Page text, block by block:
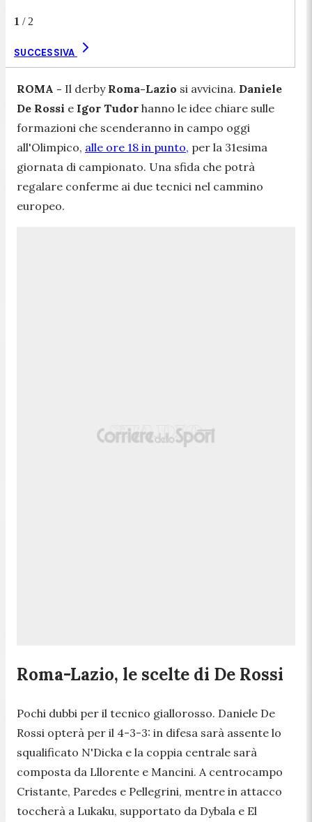
1 / 2
SUCCESSIVA
ROMA - Il derby Roma-Lazio si avvicina. Daniele
De Rossi e Igor Tudor hanno le idee chiare sulle
formazioni che scenderanno in campo oggi
all'Olimpico, alle ore 18 in punto, per la 31esima
giornata di campionato. Una sfida che potrà
regalare conferme ai due tecnici nel cammino
europeo.
Roma-Lazio, le scelte di De Rossi
Pochi dubbi per il tecnico giallorosso. Daniele De
Rossi opterà per il 4-3-3: in difesa sarà assente lo
squalificato N'Dicka e la coppia centrale sarà
composta da Lllorente e Mancini. A centrocampo
Cristante, Paredes e Pellegrini, mentre in attacco
toccherà a Lukaku, supportato da Dybala e El